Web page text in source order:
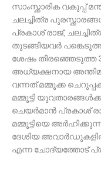
സാംസ്ക്കാരിക വകുപ്പ്
ചലച്ചിത്ര
പ്രകാശ് രാജ്,
തുടങ്ങിയവര്‍
ശേഷം തിരഞ്ഞെടുത്ത
അധ്യക്ഷനായ
വന്നത്.മമ്മൂക്ക
മമ്മൂട്ടി
ചെയർമാൻ പ്രകാശ്
മമ്മൂട്ടിയെ
ദേശിയ
എന്ന ചോദ്യത്തോട്